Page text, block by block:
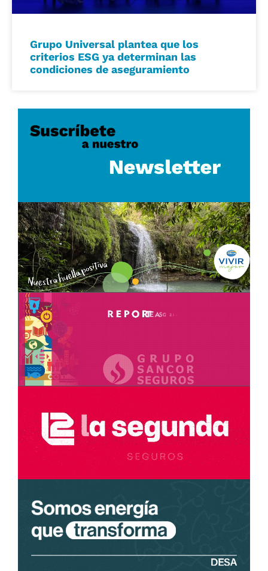
Grupo Universal plantea que los
criterios ESG ya determinan las
condiciones de aseguramiento